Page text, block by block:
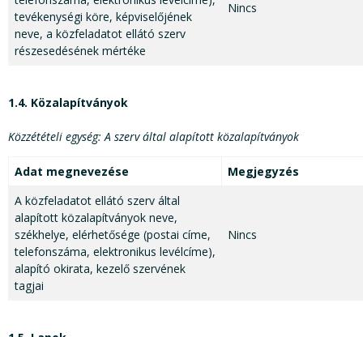
tevékenységi köre, képviselőjének
neve, a közfeladatot ellátó szerv
részesedésének mértéke
Nincs
1.4. Közalapítványok
Közzétételi egység: A szerv által alapított közalapítványok
Adat megnevezése
Megjegyzés
A közfeladatot ellátó szerv által
alapított közalapítványok neve,
székhelye, elérhetősége (postai címe,
telefonszáma, elektronikus levélcíme),
alapító okirata, kezelő szervének
tagjai
Nincs